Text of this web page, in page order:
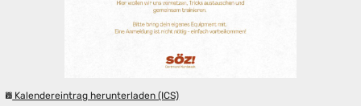
Kalendereintrag herunterladen (ICS)